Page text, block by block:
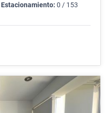
Estacionamiento: 0 / 153